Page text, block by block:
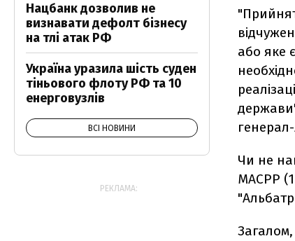
або яке
Чи не
МАСРР
Нацбанк дозволив не
визнавати дефолт бізнесу
на тлі атак РФ
Україна уразила шість суден
тіньового флоту РФ та 10
енерговузлів
ВСІ НОВИНИ
РЕКЛАМА: